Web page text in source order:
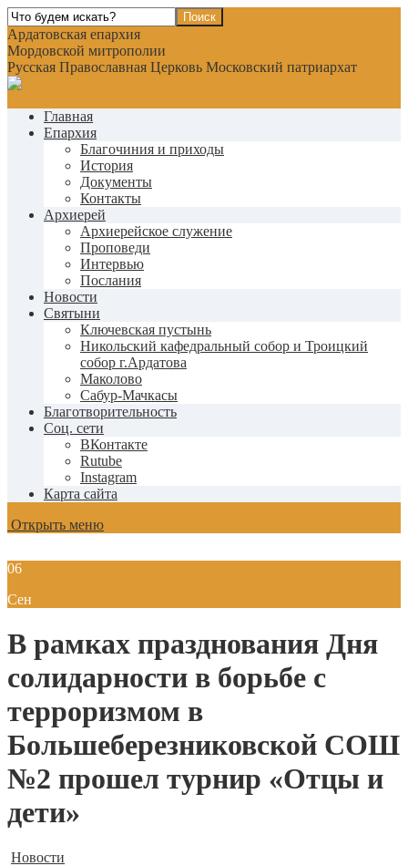
Ардатовская епархия
Мордовской митрополии
Русская Православная Церковь Московский патриархат
Главная
Епархия
Благочиния и приходы
История
Документы
Контакты
Архиерей
Архиерейское служение
Проповеди
Интервью
Послания
Новости
Святыни
Ключевская пустынь
Никольский кафедральный собор и Троицкий
собор г.Ардатова
Маколово
Сабур-Мачкасы
Благотворительность
Соц. сети
ВКонтакте
Rutube
Instagram
Карта сайта
Открыть меню
06
Сен
В рамках празднования Дня
солидарности в борьбе с
терроризмом в
Большеберезниковской СОШ
№2 прошел турнир «Отцы и
дети»
Новости